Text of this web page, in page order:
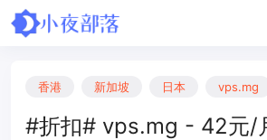
香港 新加坡 日本 vps.mg
#折扣# vps.mg - 42元/